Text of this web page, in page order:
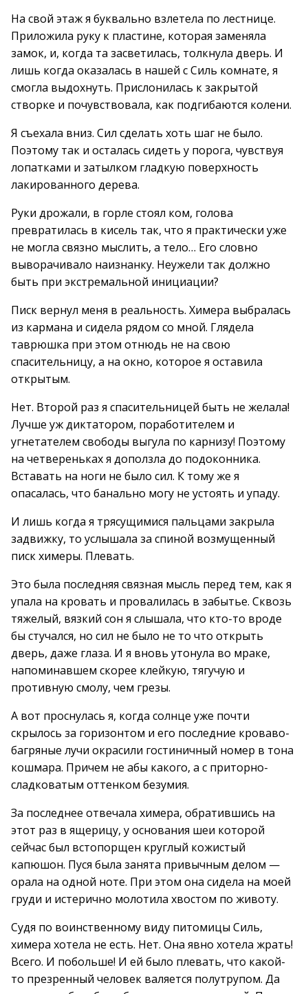
На свой этаж я буквально взлетела по лестнице.
Приложила руку к пластине, которая заменяла
замок, и, когда та засветилась, толкнула дверь. И
лишь когда оказалась в нашей с Силь комнате, я
смогла выдохнуть. Прислонилась к закрытой
створке и почувствовала, как подгибаются колени.
Я съехала вниз. Сил сделать хоть шаг не было.
Поэтому так и осталась сидеть у порога, чувствуя
лопатками и затылком гладкую поверхность
лакированного дерева.
Руки дрожали, в горле стоял ком, голова
превратилась в кисель так, что я практически уже
не могла связно мыслить, а тело… Его словно
выворачивало наизнанку. Неужели так должно
быть при экстремальной инициации?
Писк вернул меня в реальность. Химера выбралась
из кармана и сидела рядом со мной. Глядела
таврюшка при этом отнюдь не на свою
спасительницу, а на окно, которое я оставила
открытым.
Нет. Второй раз я спасительницей быть не желала!
Лучше уж диктатором, поработителем и
угнетателем свободы выгула по карнизу! Поэтому
на четвереньках я доползла до подоконника.
Вставать на ноги не было сил. К тому же я
опасалась, что банально могу не устоять и упаду.
И лишь когда я трясущимися пальцами закрыла
задвижку, то услышала за спиной возмущенный
писк химеры. Плевать.
Это была последняя связная мысль перед тем, как я
упала на кровать и провалилась в забытье. Сквозь
тяжелый, вязкий сон я слышала, что кто-то вроде
бы стучался, но сил не было не то что открыть
дверь, даже глаза. И я вновь утонула во мраке,
напоминавшем скорее клейкую, тягучую и
противную смолу, чем грезы.
А вот проснулась я, когда солнце уже почти
скрылось за горизонтом и его последние кроваво-
багряные лучи окрасили гостиничный номер в тона
кошмара. Причем не абы какого, а с приторно-
сладковатым оттенком безумия.
За последнее отвечала химера, обратившись на
этот раз в ящерицу, у основания шеи которой
сейчас был встопорщен круглый кожистый
капюшон. Пуся была занята привычным делом —
орала на одной ноте. При этом она сидела на моей
груди и истерично молотила хвостом по животу.
Судя по воинственному виду питомицы Силь,
химера хотела не есть. Нет. Она явно хотела жрать!
Всего. И побольше! И ей было плевать, что какой-
то презренный человек валяется полутрупом. Да